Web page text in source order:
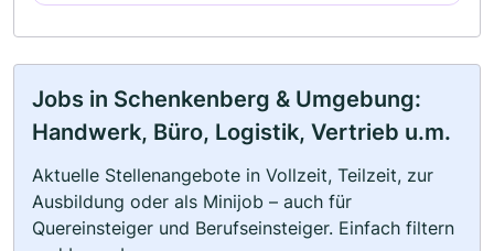
Jobs in Schenkenberg & Umgebung:
Handwerk, Büro, Logistik, Vertrieb u.m.
Aktuelle Stellenangebote in Vollzeit, Teilzeit, zur
Ausbildung oder als Minijob – auch für
Quereinsteiger und Berufseinsteiger. Einfach filtern